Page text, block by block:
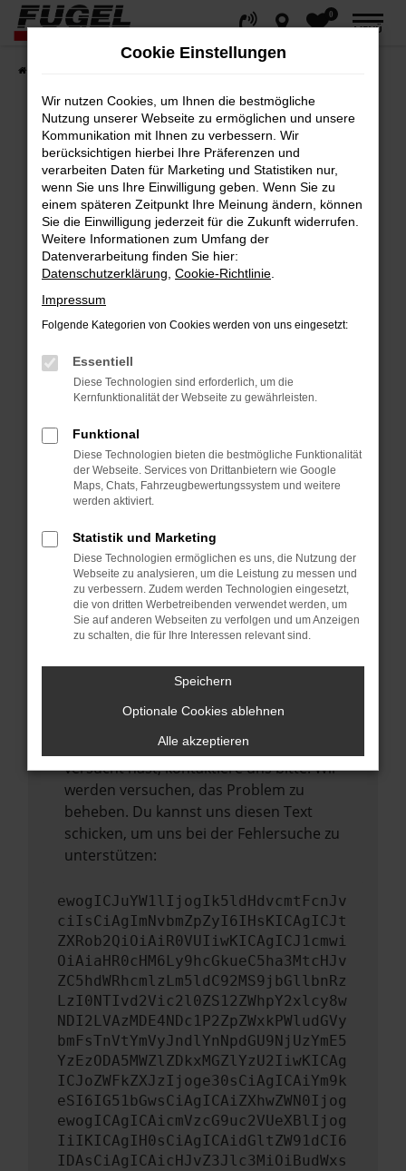
Zum
Hauptinhalt
springen
0
MENÜ
Fehler: Network Error
Beim Laden ist ein Fehler aufgetreten.
Hier sind ein paar Tipps, die dir helfen können:
Überprüfe deine Firewall und deine
Internetverbindung.
Laden andere Webseiten, zum Beispiel
deine Suchmaschine?
Prüfe deine Browsererweiterungen.
Manche Erweiterungen, wie Werbeblocker,
können das Laden bestimmter Seiten
anderen Browser oder in einem privaten
Fenster?
Starte dein Gerät neu.
vorübergehende Probleme zu beheben.
Stelle sicher, dass dein Browser und dein
Betriebssystem auf dem neuesten Stand
sind.
Veraltete Software birgt nicht nur ein
führen, dass bestimmte Funktionen nicht
Wende dich an den Webseitenbetreiber.
Wenn du alle oben genannten Schritte
versucht hast, kontaktiere uns bitte. Wir
werden versuchen, das Problem zu
beheben. Du kannst uns diesen Text
schicken, um uns bei der Fehlersuche zu
unterstützen:
ewogICJuYW1lIjogIk5ldHdvcmtFcnJv
ciIsCiAgImNvbmZpZyI6IHsKICAgICJt
ZXRob2QiOiAiR0VUIiwKICAgICJ1cmwi
OiAiaHR0cHM6Ly9hcGkueC5ha3MtcHJv
ZC5hdWRhcmlzLm5ldC92MS9jbGllbnRz
LzI0NTIvd2Vic2l0ZS12ZWhpY2xlcy8w
NDI2LVAzMDE4NDc1P2ZpZWxkPWludGVy
bmFsTnVtYmVyJndlYnNpdGU9NjUzYmE5
YzEzODA5MWZlZDkxMGZlYzU2IiwKICAg
ICJoZWFkZXJzIjoge30sCiAgICAiYm9k
eSI6IG51bGwsCiAgICAiZXhwZWN0Ijog
ewogICAgICAicmVzcG9uc2VUeXBlIjog
IiIKICAgIH0sCiAgICAidGltZW91dCI6
IDAsCiAgICAicHJvZ3Jlc3MiOiBudWxs
Cookie Einstellungen
Wir nutzen Cookies, um Ihnen die bestmögliche
Nutzung unserer Webseite zu ermöglichen und unsere
Kommunikation mit Ihnen zu verbessern. Wir
berücksichtigen hierbei Ihre Präferenzen und
verarbeiten Daten für Marketing und Statistiken nur,
wenn Sie uns Ihre Einwilligung geben. Wenn Sie zu
einem späteren Zeitpunkt Ihre Meinung ändern, können
Sie die Einwilligung jederzeit für die Zukunft widerrufen.
Weitere Informationen zum Umfang der
Datenverarbeitung finden Sie hier:
Datenschutzerklärung Cookie-Richtlinie
Impressum
Folgende Kategorien von Cookies werden von uns eingesetzt:
Essentiell
Diese Technologien sind erforderlich, um die
Kernfunktionalität der Webseite zu gewährleisten.
Funktional
Diese Technologien bieten die bestmögliche Funktionalität
der Webseite. Services von Drittanbietern wie Google
Maps, Chats, Fahrzeugbewertungssystem und weitere
werden aktiviert.
Statistik und Marketing
Diese Technologien ermöglichen es uns, die Nutzung der
Webseite zu analysieren, um die Leistung zu messen und
zu verbessern. Zudem werden Technologien eingesetzt,
die von dritten Werbetreibenden verwendet werden, um
Sie auf anderen Webseiten zu verfolgen und um Anzeigen
zu schalten, die für Ihre Interessen relevant sind.
Speichern
Optionale Cookies ablehnen
Alle akzeptieren